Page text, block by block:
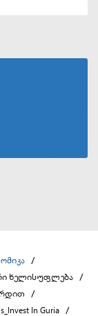
ხელისუფლება
In Guria